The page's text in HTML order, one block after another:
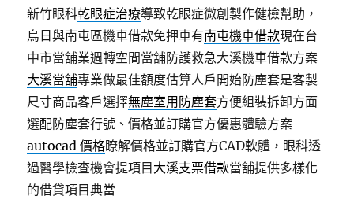
新竹眼科乾眼症治療導致乾眼症微創製作健檢幫助，
烏日與南屯區機車借款免押車有南屯機車借款現在台
中市當舖業週轉空間當舖防護救急大溪機車借款方案
大溪當舖專業做最佳額度估算人戶開始防塵套是客製
尺寸商品客戶選擇無塵室用防塵套方便組裝拆卸方面
選配防塵套行號、價格並訂購官方優惠體驗方案
autocad 價格瞭解價格並訂購官方CAD軟體，眼科透
過醫學檢查機會提項目 大溪支票借款當舖提供多樣化
的借貸項目典當